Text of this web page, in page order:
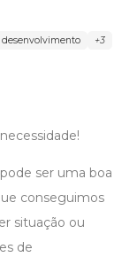
desenvolvimento +3
ser uma boa
conseguimos
situação ou
de